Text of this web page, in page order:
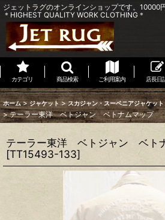
ジェットラグのオンラインショップです。10000
＊HIGHEST QUALITY WORK CLOTHING＊
カテゴリ 商品検索 ご利用案内 店長日
ホーム > ジャケット > スカジャン・スーベニアジャケット
> テーラー東洋 ベトジャン ベトナムマップ
テーラー東洋 ベトジャン ベト
[TT15493-133]